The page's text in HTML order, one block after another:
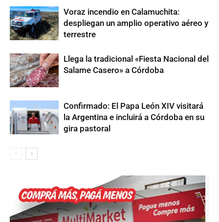
Voraz incendio en Calamuchita:
despliegan un amplio operativo aéreo y
terrestre
Llega la tradicional «Fiesta Nacional del
Salame Casero» a Córdoba
Confirmado: El Papa León XIV visitará
la Argentina e incluirá a Córdoba en su
gira pastoral